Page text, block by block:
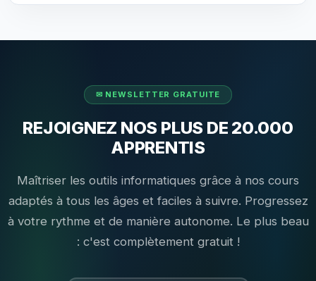
REJOIGNEZ NOS PLUS DE 20.000
APPRENTIS
Maîtriser les outils informatiques grâce à nos cours
adaptés à tous les âges et faciles à suivre. Progressez
à votre rythme et de manière autonome. Le plus beau
: c'est complètement gratuit !